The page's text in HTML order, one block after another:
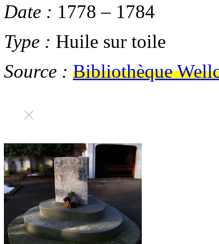
Date : 1778– 1784
Type : Huile sur toile
Source : Bibliothèque